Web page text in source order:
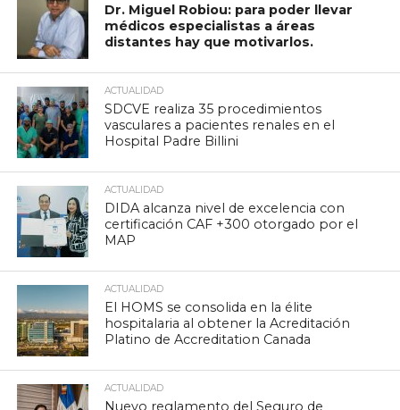
Dr. Miguel Robiou: para poder llevar
médicos especialistas a áreas
distantes hay que motivarlos.
ACTUALIDAD
SDCVE realiza 35 procedimientos
vasculares a pacientes renales en el
Hospital Padre Billini
ACTUALIDAD
DIDA alcanza nivel de excelencia con
certificación CAF +300 otorgado por el
MAP
ACTUALIDAD
El HOMS se consolida en la élite
hospitalaria al obtener la Acreditación
Platino de Accreditation Canada
ACTUALIDAD
Nuevo reglamento del Seguro de